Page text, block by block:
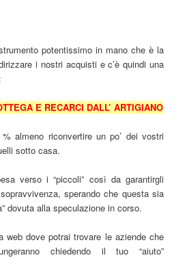
potentissimo in mano che è la
i nostri acquisti e c’è quindi una
E RECARCI DALL’ ARTIGIANO
almeno riconvertire un po’ dei vostri
sotto casa.
verso i “piccoli” così da garantirgli
sperando che questa sia
dovuta alla speculazione in corso.
web dove potrai trovare le aziende che
chiedendo il tuo “aiuto”